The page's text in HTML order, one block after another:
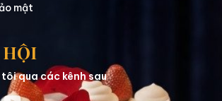
mật
HỘI
qua các kênh sau